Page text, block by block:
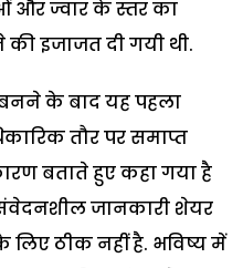
और ज्वार के स्तर का
इजाजत दी गयी थी.
के बाद यह पहला
तौर पर समाप्त
बताते हुए कहा गया है
जानकारी शेयर
लिए ठीक नहीं है. भविष्य में